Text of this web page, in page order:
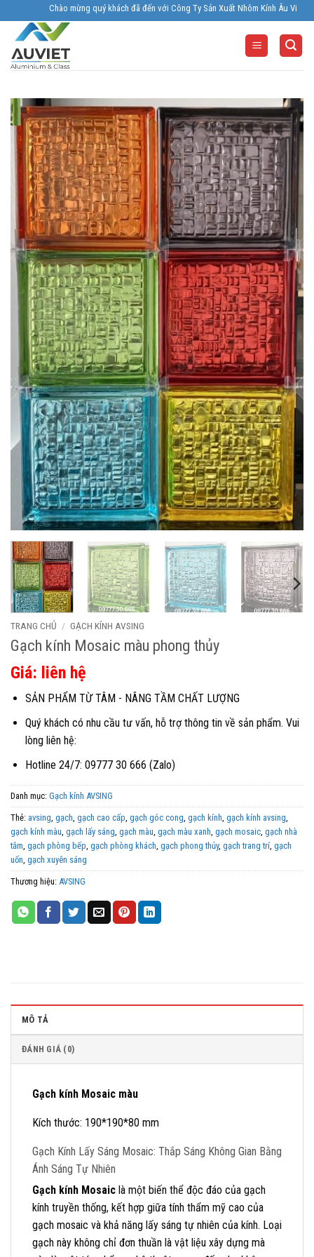
to
content
Chào mừng quý khách đã đến với Công Ty Sản Xuất Nhôm Kính Âu Viêt. Nhà
TRANG CHỦ / GẠCH KÍNH AVSING
Gạch kính Mosaic màu phong thủy
Giá: liên hệ
SẢN PHẨM TỪ TÂM - NÂNG TẦM CHẤT LƯỢNG
Quý khách có nhu cầu tư vấn, hỗ trợ thông tin về sản phẩm. Vui
lòng liên hệ:
Hotline 24/7: 09777 30 666 (Zalo)
Danh mục: Gạch kính AVSING
Thẻ: avsing gạch gạch cao cấp gạch góc cong gạch kính gạch kính avsing
gạch kính màu gạch lấy sáng gạch màu gạch màu xanh gạch mosaic gạch nhà
tắm gạch phòng bếp gạch phòng khách gạch phong thủy, gạch trang trí gạch
uốn gạch xuyên sáng
Thương hiệu: AVSING
MÔ TẢ
ĐÁNH GIÁ (0)
Gạch kính Mosaic màu
Kích thước: 190*190*80 mm
Gạch Kính Lấy Sáng Mosaic: Thắp Sáng Không Gian Bằng
Ánh Sáng Tự Nhiên
Gạch kính Mosaic là một biến thể độc đáo của gạch
kính truyền thống, kết hợp giữa tính thẩm mỹ cao của
gạch mosaic và khả năng lấy sáng tự nhiên của kính. Loại
gạch này không chỉ đơn thuần là vật liệu xây dựng mà